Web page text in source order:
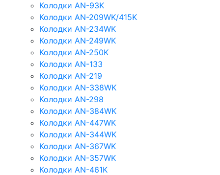
Колодки AN-93K
Колодки AN-209WK/415K
Колодки AN-234WK
Колодки AN-249WK
Колодки AN-250K
Колодки AN-133
Колодки AN-219
Колодки AN-338WK
Колодки AN-298
Колодки AN-384WK
Колодки AN-447WK
Колодки AN-344WK
Колодки AN-367WK
Колодки AN-357WK
Колодки AN-461K